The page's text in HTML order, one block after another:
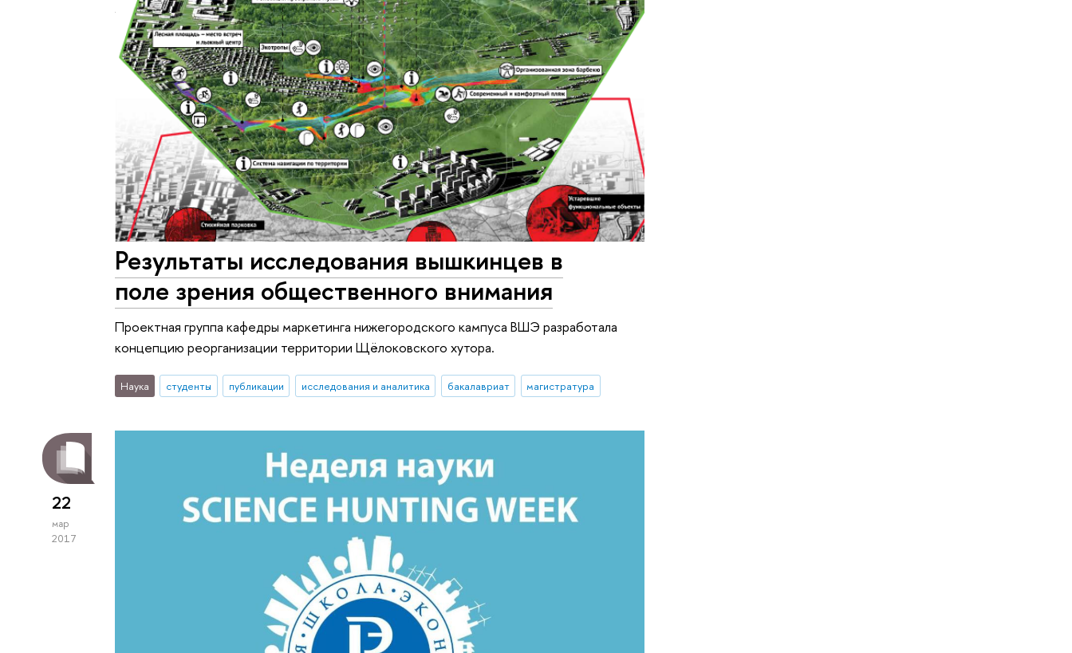
Результаты исследования вышкинцев в
поле зрения общественного внимания
Проектная группа кафедры маркетинга нижегородского кампуса ВШЭ разработала
концепцию реорганизации территории Щёлоковского хутора.
Наука студенты публикации исследования и аналитика бакалавриат магистратура
22
мар
2017